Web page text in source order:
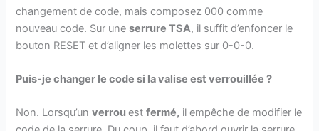
changement de code, mais composez 000 comme
nouveau code. Sur uneserrure TSA, il suffit d’enfoncer le
bouton RESET et d’aligner les molettes sur 0-0-0.
Puis-je changer le code si la valise est verrouillée ?
Non. Lorsqu’unverrouestfermé, il empêche de modifier le